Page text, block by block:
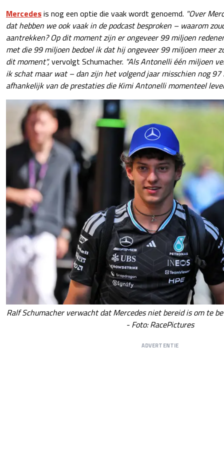
Mercedesis nog een optie die vaak wordt genoemd. "Over
dat hebben we ook vaak in de podcast besproken – waarom
aantrekken? Op dit moment zijn er ongeveer 99 miljoen
met die 99 miljoen bedoel ik dat hij ongeveer 99 miljoen meer
dit moment",vervolgt Schumacher. "Als Antonelli één miljoen
ik schat maar wat – dan zijn het volgend jaar misschien nog
afhankelijk van de prestaties die Kimi Antonelli momenteel
Ralf Schumacher verwacht dat Mercedes niet bereid is om te
- Foto: RacePictures
ADVERTENTIE